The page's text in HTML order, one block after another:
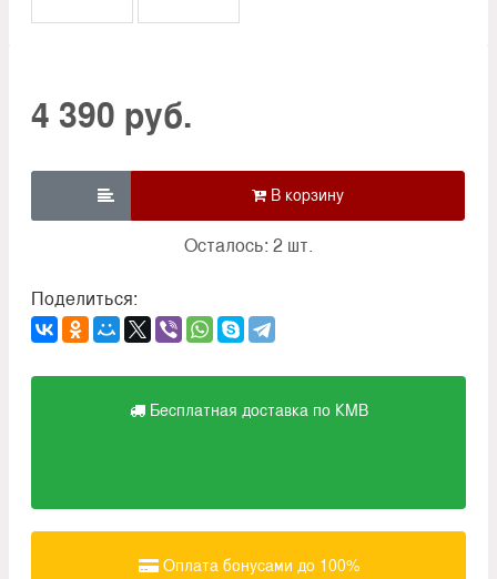
4 390 руб.

Осталось: 2 шт.
Поделиться:
Бесплатная доставка по КМВ
Оплата бонусами до 100%